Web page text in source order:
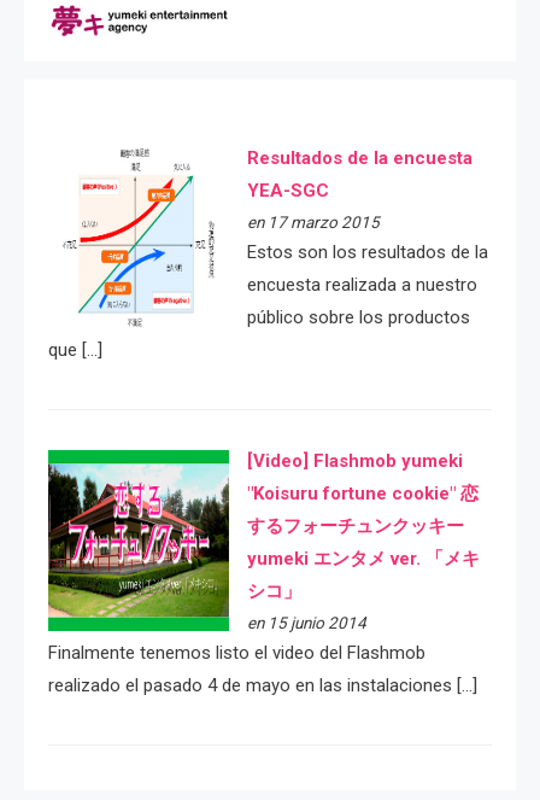
Resultados de la encuesta
YEA-SGC
en 17 marzo 2015
Estos son los resultados de la
encuesta realizada a nuestro
público sobre los productos
que […]
[Video] Flashmob yumeki
"Koisuru fortune cookie" 恋
するフォーチュンクッキー
yumeki エンタメ ver. 「メキ
シコ」
en 15 junio 2014
Finalmente tenemos listo el video del Flashmob
realizado el pasado 4 de mayo en las instalaciones […]